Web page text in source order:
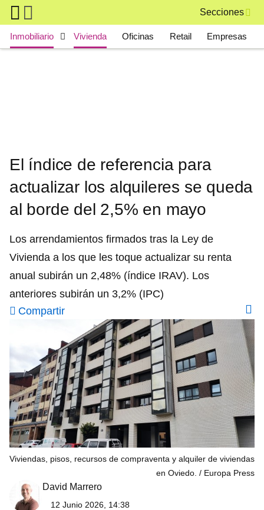
Skip to main content
Secciones
Main navigation
Inmobiliario Vivienda Oficinas Retail Empresas
El índice de referencia para
actualizar los alquileres se queda
al borde del 2,5% en mayo
Los arrendamientos firmados tras la Ley de
Vivienda a los que les toque actualizar su renta
anual subirán un 2,48% (índice IRAV). Los
anteriores subirán un 3,2% (IPC)
Compartir
Viviendas, pisos, recursos de compraventa y alquiler de viviendas
en Oviedo.
Europa Press
David Marrero
12 Junio 2026, 14:38